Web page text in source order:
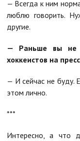
— Всегда к ним
люблю говорить.
другие.
— Раньше вы не
хоккеистов на
— И сейчас не буду.
этом лично.
***
Интересно, а что